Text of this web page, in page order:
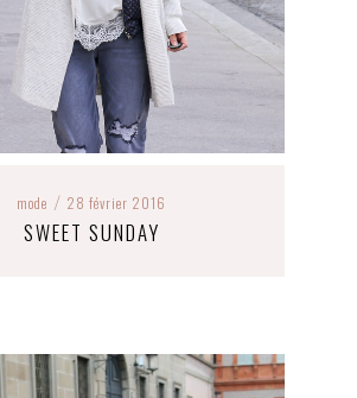
mode / 28 février 2016
SWEET SUNDAY